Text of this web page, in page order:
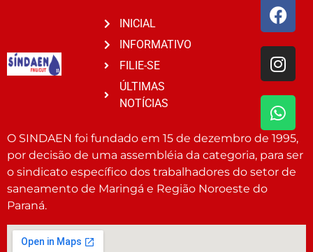
INICIAL
INFORMATIVO
FILIE-SE
ÚLTIMAS
NOTÍCIAS
O SINDAEN foi fundado em 15 de dezembro de 1995,
por decisão de uma assembléia da categoria, para ser
o sindicato específico dos trabalhadores do setor de
saneamento de Maringá e Região Noroeste do
Paraná.